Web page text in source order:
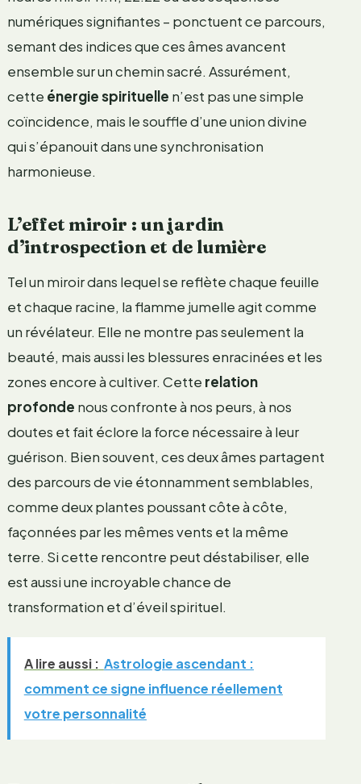
numériques signifiantes – ponctuent ce parcours,
semant des indices que ces âmes avancent
ensemble sur un chemin sacré. Assurément,
cette énergie spirituelle n’est pas une simple
coïncidence, mais le souffle d’une union divine
qui s’épanouit dans une synchronisation
harmonieuse.
L’effet miroir : un jardin
d’introspection et de lumière
Tel un miroir dans lequel se reflète chaque feuille
et chaque racine, la flamme jumelle agit comme
un révélateur. Elle ne montre pas seulement la
beauté, mais aussi les blessures enracinées et les
zones encore à cultiver. Cette relation
profonde nous confronte à nos peurs, à nos
doutes et fait éclore la force nécessaire à leur
guérison. Bien souvent, ces deux âmes partagent
des parcours de vie étonnamment semblables,
comme deux plantes poussant côte à côte,
façonnées par les mêmes vents et la même
terre. Si cette rencontre peut déstabiliser, elle
est aussi une incroyable chance de
transformation et d’éveil spirituel.
A lire aussi : Astrologie ascendant :
comment ce signe influence réellement
votre personnalité